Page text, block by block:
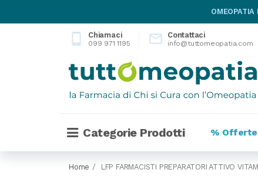
phone_android Chiamaci
099 971 1195  Contattaci
info@tuttomeopatia.com
Categorie Prodotti % Offerte
Home LFP FARMACISTI PREPARATORI ATTIVO